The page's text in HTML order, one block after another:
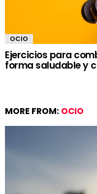
OCIO
Ejercicios para
forma saludable y
MORE FROM: OCIO